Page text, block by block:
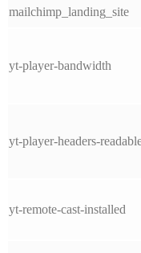
mailchimp_landing_site
yt-player-bandwidth
yt-player-headers-
yt-remote-cast-installed